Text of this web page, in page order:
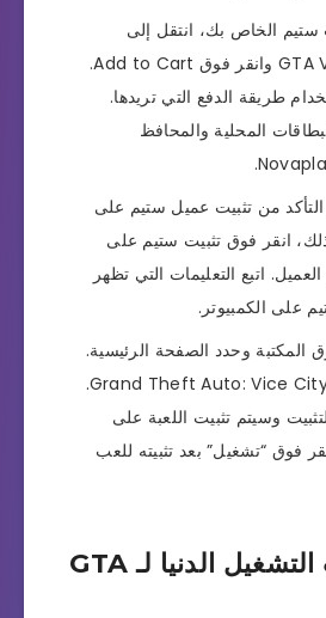
الخاص بك، انتقل إلى
صفحة متجر GTA Vice City وانقر فوق Add to Cart.
طريقة الدفع التي تريدها.
المحلية والمحافظ
من تثبيت عميل ستيم على
انقر فوق تثبيت ستيم على
اتبع التعليمات التي تظهر
على الكمبيوتر.
المكتبة وحدد الصفحة الرئيسية.
من هناك، اعثروا على Grand Theft Auto: Vice City.
وسيتم تثبيت اللعبة على
فوق “تشغيل” بعد تثبيته للعب
قائمة متطلبات التشغيل الدنيا لـ GTA